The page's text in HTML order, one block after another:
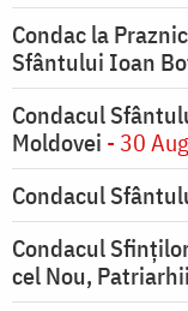
Condac la
Sfântului Ioan
Condacul
Moldovei - 30
Condacul
Condacul
cel Nou,